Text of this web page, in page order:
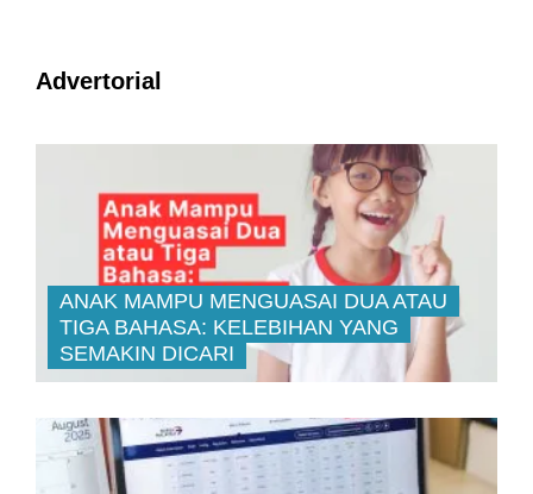
Advertorial
ANAK MAMPU MENGUASAI DUA ATAU
TIGA BAHASA: KELEBIHAN YANG
SEMAKIN DICARI